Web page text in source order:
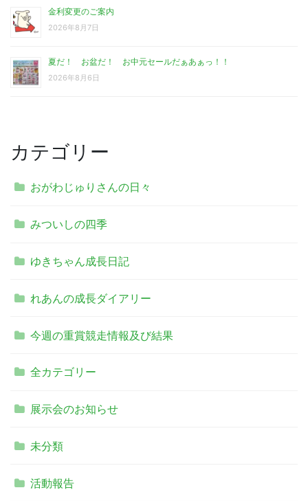
金利変更のご案内
2026年8月7日
夏だ！ お盆だ！ お中元セールだぁあぁっ！！
2026年8月6日
カテゴリー
おがわじゅりさんの日々
みついしの四季
ゆきちゃん成長日記
れあんの成長ダイアリー
今週の重賞競走情報及び結果
全カテゴリー
展示会のお知らせ
未分類
活動報告